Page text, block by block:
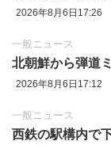
2026年8月6日17:26
一般ニュース
北朝鮮から弾道
2026年8月6日17:12
一般ニュース
西鉄の駅構内で